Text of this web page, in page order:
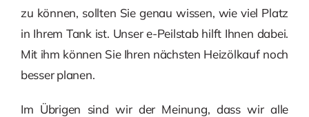
zu können, sollten Sie genau wissen, wie viel Platz
in Ihrem Tank ist. Unser e-Peilstab hilft Ihnen dabei.
Mit ihm können Sie Ihren nächsten Heizölkauf noch
besser planen.
Im Übrigen sind wir der Meinung, dass wir alle